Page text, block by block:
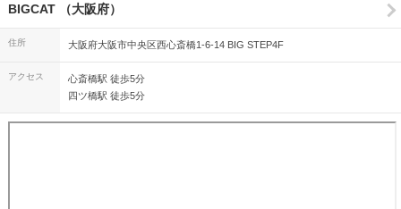
BIGCAT （大阪府）
住所 大阪府大阪市中央区西心斎橋1-6-14 BIG STEP4F
アクセス
心斎橋駅 徒歩5分
四ツ橋駅 徒歩5分